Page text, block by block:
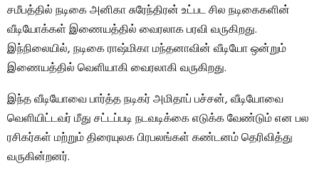
சமீபத்தில் நடிகை அனிகா சுரேந்திரன் உட்பட சில நடிகைகளின்
வீடியோக்கள் இணையத்தில் வைரலாக பரவி வருகிறது.
இந்நிலையில், நடிகை ராஷ்மிகா மந்தனாவின் வீடியோ ஒன்றும்
இணையத்தில் வெளியாகி வைரலாகி வருகிறது.
இந்த வீடியோவை பார்த்த நடிகர் அமிதாப் பச்சன், வீடியோவை
வெளியிட்டவர் மீது சட்டப்படி நடவடிக்கை எடுக்க வேண்டும் என பல
ரசிகர்கள் மற்றும் திரையுலக பிரபலங்கள் கண்டனம் தெரிவித்து
வருகின்றனர்.